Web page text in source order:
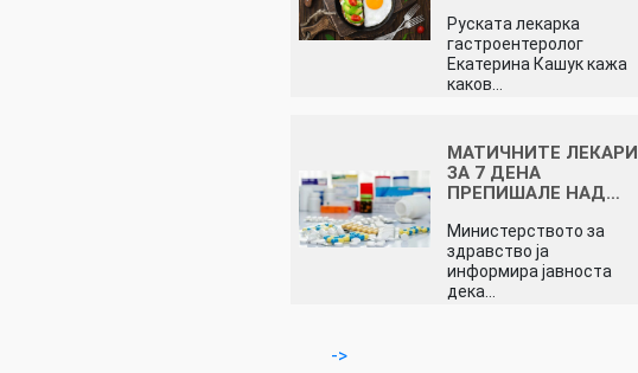
Руската лекарка
гастроентеролог
Екатерина Кашук кажа
каков…
МАТИЧНИТЕ ЛЕКАРИ
ЗА 7 ДЕНА
ПРЕПИШАЛЕ НАД…
Министерството за
здравство ја
информира јавноста
дека…
->